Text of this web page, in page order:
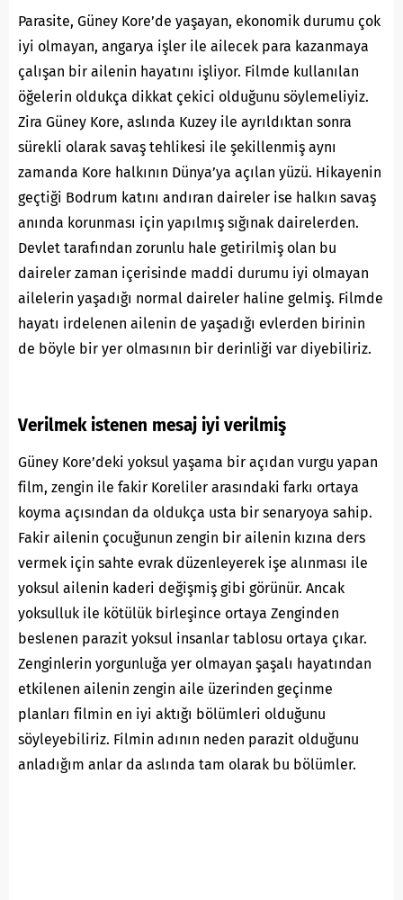
Parasite, Güney Kore’de yaşayan, ekonomik durumu çok
iyi olmayan, angarya işler ile ailecek para kazanmaya
çalışan bir ailenin hayatını işliyor. Filmde kullanılan
öğelerin oldukça dikkat çekici olduğunu söylemeliyiz.
Zira Güney Kore, aslında Kuzey ile ayrıldıktan sonra
sürekli olarak savaş tehlikesi ile şekillenmiş aynı
zamanda Kore halkının Dünya’ya açılan yüzü. Hikayenin
geçtiği Bodrum katını andıran daireler ise halkın savaş
anında korunması için yapılmış sığınak dairelerden.
Devlet tarafından zorunlu hale getirilmiş olan bu
daireler zaman içerisinde maddi durumu iyi olmayan
ailelerin yaşadığı normal daireler haline gelmiş. Filmde
hayatı irdelenen ailenin de yaşadığı evlerden birinin
de böyle bir yer olmasının bir derinliği var diyebiliriz.
Verilmek istenen mesaj iyi verilmiş
Güney Kore’deki yoksul yaşama bir açıdan vurgu yapan
film, zengin ile fakir Koreliler arasındaki farkı ortaya
koyma açısından da oldukça usta bir senaryoya sahip.
Fakir ailenin çocuğunun zengin bir ailenin kızına ders
vermek için sahte evrak düzenleyerek işe alınması ile
yoksul ailenin kaderi değişmiş gibi görünür. Ancak
yoksulluk ile kötülük birleşince ortaya Zenginden
beslenen parazit yoksul insanlar tablosu ortaya çıkar.
Zenginlerin yorgunluğa yer olmayan şaşalı hayatından
etkilenen ailenin zengin aile üzerinden geçinme
planları filmin en iyi aktığı bölümleri olduğunu
söyleyebiliriz. Filmin adının neden parazit olduğunu
anladığım anlar da aslında tam olarak bu bölümler.